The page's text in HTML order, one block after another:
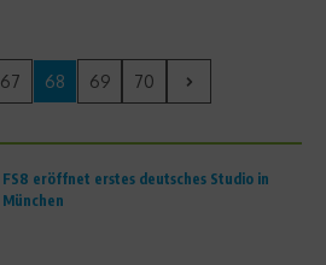
67 68 69 70
FS8 eröffnet erstes deutsches Studio in
München